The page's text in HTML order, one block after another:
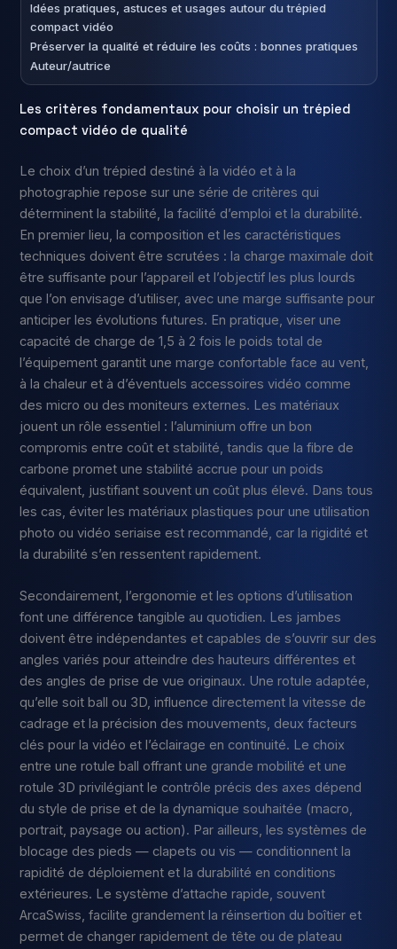
Idées pratiques, astuces et usages autour du trépied
compact vidéo
Préserver la qualité et réduire les coûts : bonnes pratiques
Auteur/autrice
Les critères fondamentaux pour choisir un trépied
compact vidéo de qualité
Le choix d’un trépied destiné à la vidéo et à la
photographie repose sur une série de critères qui
déterminent la stabilité, la facilité d’emploi et la durabilité.
En premier lieu, la composition et les caractéristiques
techniques doivent être scrutées : la charge maximale doit
être suffisante pour l’appareil et l’objectif les plus lourds
que l’on envisage d’utiliser, avec une marge suffisante pour
anticiper les évolutions futures. En pratique, viser une
capacité de charge de 1,5 à 2 fois le poids total de
l’équipement garantit une marge confortable face au vent,
à la chaleur et à d’éventuels accessoires vidéo comme
des micro ou des moniteurs externes. Les matériaux
jouent un rôle essentiel : l’aluminium offre un bon
compromis entre coût et stabilité, tandis que la fibre de
carbone promet une stabilité accrue pour un poids
équivalent, justifiant souvent un coût plus élevé. Dans tous
les cas, éviter les matériaux plastiques pour une utilisation
photo ou vidéo seriaise est recommandé, car la rigidité et
la durabilité s’en ressentent rapidement.
Secondairement, l’ergonomie et les options d’utilisation
font une différence tangible au quotidien. Les jambes
doivent être indépendantes et capables de s’ouvrir sur des
angles variés pour atteindre des hauteurs différentes et
des angles de prise de vue originaux. Une rotule adaptée,
qu’elle soit ball ou 3D, influence directement la vitesse de
cadrage et la précision des mouvements, deux facteurs
clés pour la vidéo et l’éclairage en continuité. Le choix
entre une rotule ball offrant une grande mobilité et une
rotule 3D privilégiant le contrôle précis des axes dépend
du style de prise et de la dynamique souhaitée (macro,
portrait, paysage ou action). Par ailleurs, les systèmes de
blocage des pieds — clapets ou vis — conditionnent la
rapidité de déploiement et la durabilité en conditions
extérieures. Le système d’attache rapide, souvent
ArcaSwiss, facilite grandement la réinsertion du boîtier et
permet de changer rapidement de tête ou de plateau